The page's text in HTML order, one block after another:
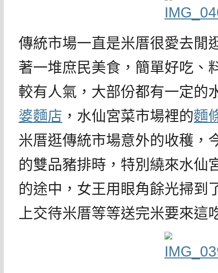
傳統市場一直是米厝很愛去閒
著一堆庶民美食，簡單好吃、
較有人氣，大部份都有一定的
婆麵店 ，水仙宮菜市場裡的麵
米厝逛傳統市場意外的收穫，
的雙品豬排時，特別繞來水仙
的途中，女王用眼角餘光掃到
上交待米厝等等送完米要來這